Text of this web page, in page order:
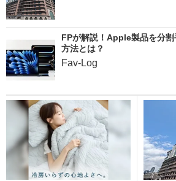
FPが解説！Apple製品を分
方法とは？
Fav-Log